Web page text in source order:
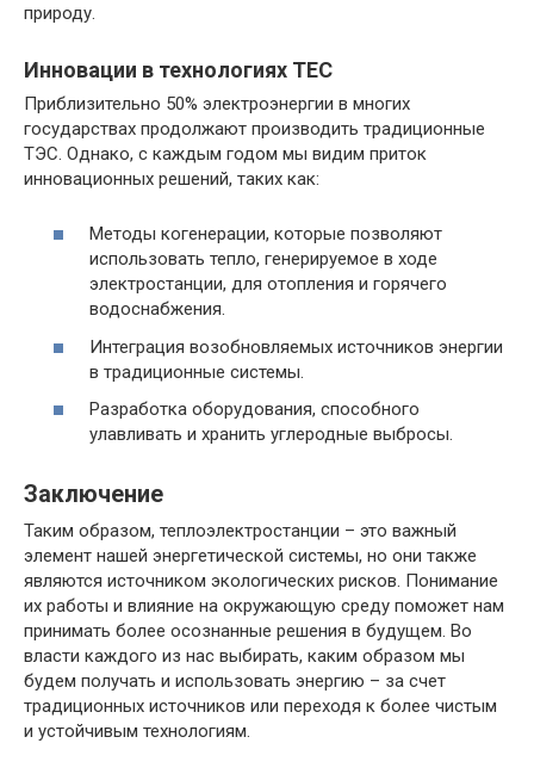
природу.
Инновации в технологиях ТЕС
Приблизительно 50% электроэнергии в многих
государствах продолжают производить традиционные
ТЭС. Однако, с каждым годом мы видим приток
инновационных решений, таких как:
Методы когенерации, которые позволяют
использовать тепло, генерируемое в ходе
электростанции, для отопления и горячего
водоснабжения.
Интеграция возобновляемых источников энергии
в традиционные системы.
Разработка оборудования, способного
улавливать и хранить углеродные выбросы.
Заключение
Таким образом, теплоэлектростанции – это важный
элемент нашей энергетической системы, но они также
являются источником экологических рисков. Понимание
их работы и влияние на окружающую среду поможет нам
принимать более осознанные решения в будущем. Во
власти каждого из нас выбирать, каким образом мы
будем получать и использовать энергию – за счет
традиционных источников или переходя к более чистым
и устойчивым технологиям.